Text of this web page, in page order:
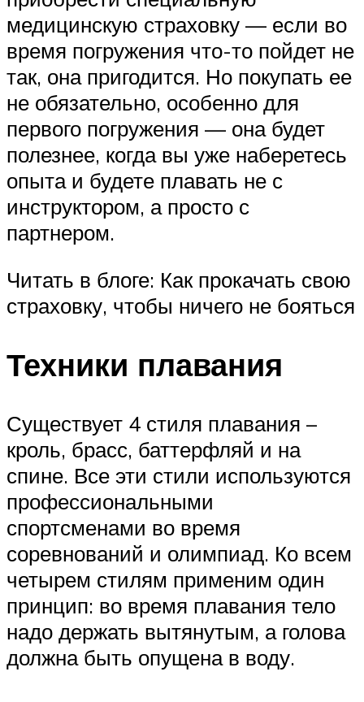
медицинскую страховку — если во
время погружения что-то пойдет не
так, она пригодится. Но покупать ее
не обязательно, особенно для
первого погружения — она будет
полезнее, когда вы уже наберетесь
опыта и будете плавать не с
инструктором, а просто с
партнером.
Читать в блоге: Как прокачать свою
страховку, чтобы ничего не бояться
Техники плавания
Существует 4 стиля плавания –
кроль, брасс, баттерфляй и на
спине. Все эти стили используются
профессиональными
спортсменами во время
соревнований и олимпиад. Ко всем
четырем стилям применим один
принцип: во время плавания тело
надо держать вытянутым, а голова
должна быть опущена в воду.